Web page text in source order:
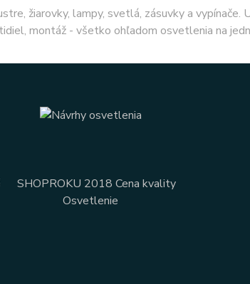
žiarovky, lampy, svetlá, zásuvky a
montáž - všetko ohľadom osvetlenia na